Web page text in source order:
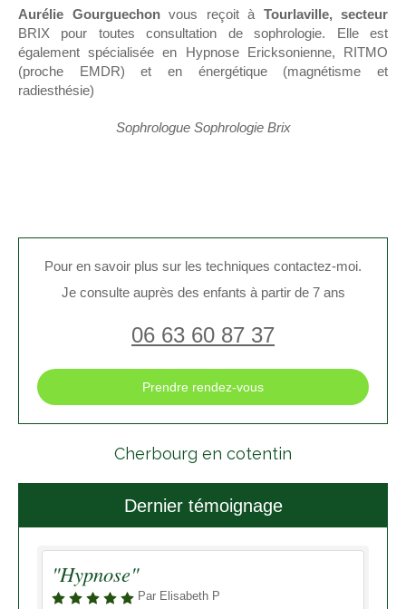
Aurélie Gourguechonvous reçoit à Tourlaville, secteur
BRIX pour toutes consultation de sophrologie. Elle est
également spécialisée en Hypnose Ericksonienne, RITMO
(proche EMDR) et en énergétique (magnétisme et
radiesthésie)
Sophrologue Sophrologie Brix
Pour en savoir plus sur les techniques contactez-moi.
Je consulte auprès des enfants à partir de 7 ans
06 63 60 87 37
Prendre rendez-vous
Cherbourg en cotentin
Dernier témoignage
"Hypnose"
Par Elisabeth P